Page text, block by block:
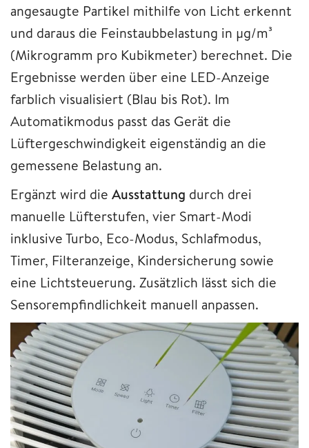
angesaugte Partikel mithilfe von Licht erkennt
und daraus die Feinstaubbelastung in µg/m³
(Mikrogramm pro Kubikmeter) berechnet. Die
Ergebnisse werden über eine LED-Anzeige
farblich visualisiert (Blau bis Rot). Im
Automatikmodus passt das Gerät die
Lüftergeschwindigkeit eigenständig an die
gemessene Belastung an.
Ergänzt wird die Ausstattung durch drei
manuelle Lüfterstufen, vier Smart-Modi
inklusive Turbo, Eco-Modus, Schlafmodus,
Timer, Filteranzeige, Kindersicherung sowie
eine Lichtsteuerung. Zusätzlich lässt sich die
Sensorempfindlichkeit manuell anpassen.